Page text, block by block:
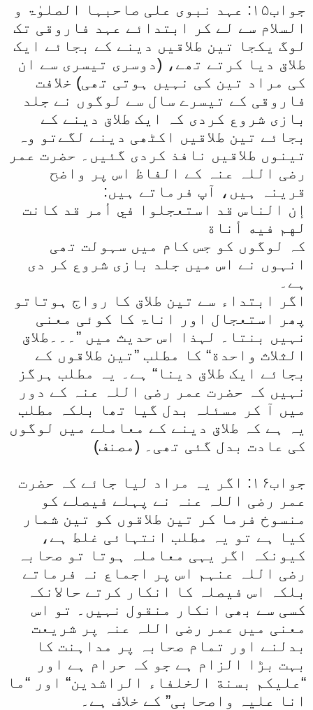
جواب۱۵: عہد نبوی علی صاحبہا الصلوٰۃ و
السلام سے لے کر ابتدائے عہد فاروقی تک
لوگ یکجا تین طلاقیں دینے کے بجائے ایک
طلاق دیا کرتے تھے، (دوسری تیسری سے ان
کی مراد تین کی نہیں ہوتی تھی) خلافت
فاروقی کے تیسرے سال سے لوگوں نے جلد
بازی شروع کردی کہ ایک طلاق دینے کے
بجائے تین طلاقیں اکٹھی دینے لگےتو وہ
تینوں طلاقیں نافذ کردی گئیں۔ حضرت عمر
رضی اللہ عنہ کے الفاظ اس پر واضح
قرینہ ہیں، آپ فرماتے ہیں:
إن الناس قد استعجلوا في أمر قد كانت
لهم فيه أناة
کہ لوگوں کو جس کام میں سہولت تھی
انہوں نے اس میں جلد بازی شروع کر دی
ہے۔
اگر ابتداء سے تین طلاق کا رواج ہوتاتو
پھر استعجال اور اناۃ کا کوئی معنی
نہیں بنتا۔ لہذا اس حدیث میں ”۔۔۔طلاق
الثلاث واحدة“ کا مطلب ”تین طلاقوں کے
بجائے ایک طلاق دینا“ ہے۔ یہ مطلب ہرگز
نہیں کہ حضرت عمر رضی اللہ عنہ کے دور
میں آ کر مسئلہ بدل گیا تھا بلکہ مطلب
یہ ہے کہ طلاق دینے کے معاملے میں لوگوں
کی عادت بدل گئی تھی۔ (مصنف)
جواب۱۶: اگر یہ مراد لیا جائے کہ حضرت
عمر رضی اللہ عنہ نے پہلے فیصلے کو
منسوخ فرما کر تین طلاقوں کو تین شمار
کیا ہے تو یہ مطلب انتہائی غلط ہے،
کیونکہ اگر یہی معاملہ ہوتا تو صحابہ
رضی اللہ عنہم اس پر اجماع نہ فرماتے
بلکہ اس فیصلہ کا انکار کرتے حالانکہ
کسی سے بھی انکار منقول نہیں۔ تو اس
معنی میں عمر ‫رضی اللہ عنہ پر شریعت
بدلنے اور تمام صحابہ پر مداہنت کا
بہت بڑا الزام ہے جو کہ حرام ہے اور
“علیکم بسنة الخلفاء الراشدین“ اور “ما
انا علیہ واصحابی” کے خلاف ہے۔